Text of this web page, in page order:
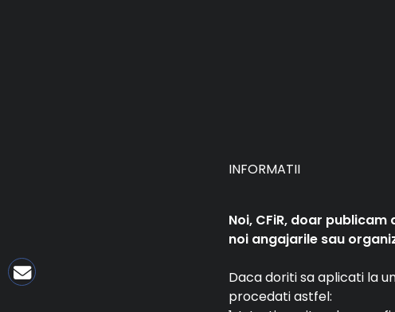
INFORMATII
Noi, CFiR, doar
noi angajarile sau
Daca doriti sa aplicati la
procedati astfel: